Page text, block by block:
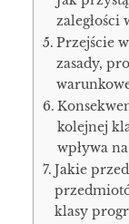
zaległości
Przejście
zasady,
kolejnej
wpływa
Jakie
klasy